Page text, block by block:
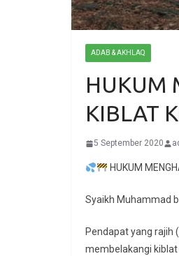
ADAB & AKHLAQ
HUKUM
KIBLAT
5 September 2020
HUKUM
Syaikh Muhammad
Pendapat yang rajih
membelakangi